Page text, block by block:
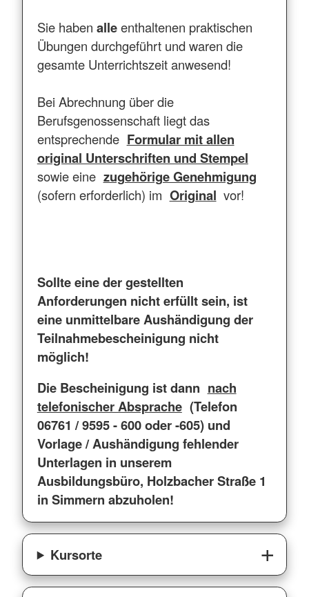
Sie haben alleenthaltenen praktischen
Übungen durchgeführt und waren die
gesamte Unterrichtszeit anwesend!
Bei Abrechnung über die
Berufsgenossenschaft liegt das
entsprechende Formular mit allen
original Unterschriften und Stempel
sowie eine zugehörige Genehmigung
(sofern erforderlich) im Original vor!
Sollte eine der gestellten
Anforderungen nicht erfüllt sein, ist
eine unmittelbare Aushändigung der
Teilnahmebescheinigung nicht
möglich!
Die Bescheinigung ist dann nach
telefonischer Absprache (Telefon
06761 / 9595 - 600 oder -605) und
Vorlage / Aushändigung fehlender
Unterlagen in unserem
Ausbildungsbüro, Holzbacher Straße 1
in Simmern abzuholen!
Kursorte